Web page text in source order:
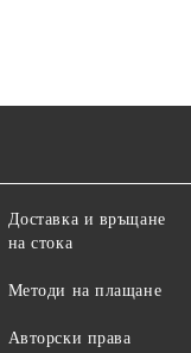
Доставка и връщане
на стока
Методи на плащане
Авторски права